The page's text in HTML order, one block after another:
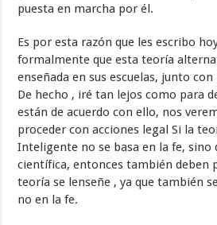
puesta en marcha por él.
Es por esta razón que les escribo
formalmente que esta teoría
enseñada en sus escuelas, junto
De hecho , iré tan lejos como para
están de acuerdo con ello, nos
proceder con acciones legal Si la
Inteligente no se basa en la fe, sino
científica, entonces también deben
teoría se lenseñe , ya que también
no en la fe.